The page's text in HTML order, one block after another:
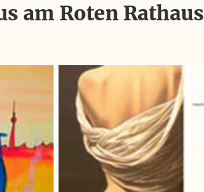
am Roten Rathaus